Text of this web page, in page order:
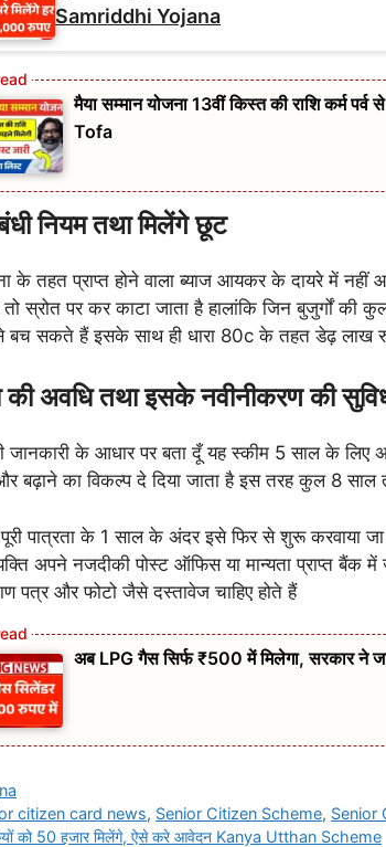
Samriddhi Yojana
मैया सम्मान योजना 13वीं किस्त की राशि कर्म
Tofa
नियम तथा मिलेंगे छूट
के तहत प्राप्त होने वाला ब्याज आयकर के दायरे में नहीं
स्रोत पर कर काटा जाता है हालांकि जिन बुजुर्गों
बच सकते हैं इसके साथ ही धारा 80c के तहत डेढ़ लाख
की अवधि तथा इसके नवीनीकरण की
जानकारी के आधार पर बता दूँ यह स्कीम 5 साल के लिए
बढ़ाने का विकल्प दे दिया जाता है इस तरह कुल 8 साल
पात्रता के 1 साल के अंदर इसे फिर से शुरू करवाया
अपने नजदीकी पोस्ट ऑफिस या मान्यता प्राप्त बैंक
पत्र और फोटो जैसे दस्तावेज चाहिए होते हैं
अब LPG गैस सिर्फ ₹500 में मिलेगा, सरकार ने
citizen card news, Senior Citizen Scheme, Senior
को 50 हजार मिलेंगे, ऐसे करे आवेदन Kanya Utthan Scheme